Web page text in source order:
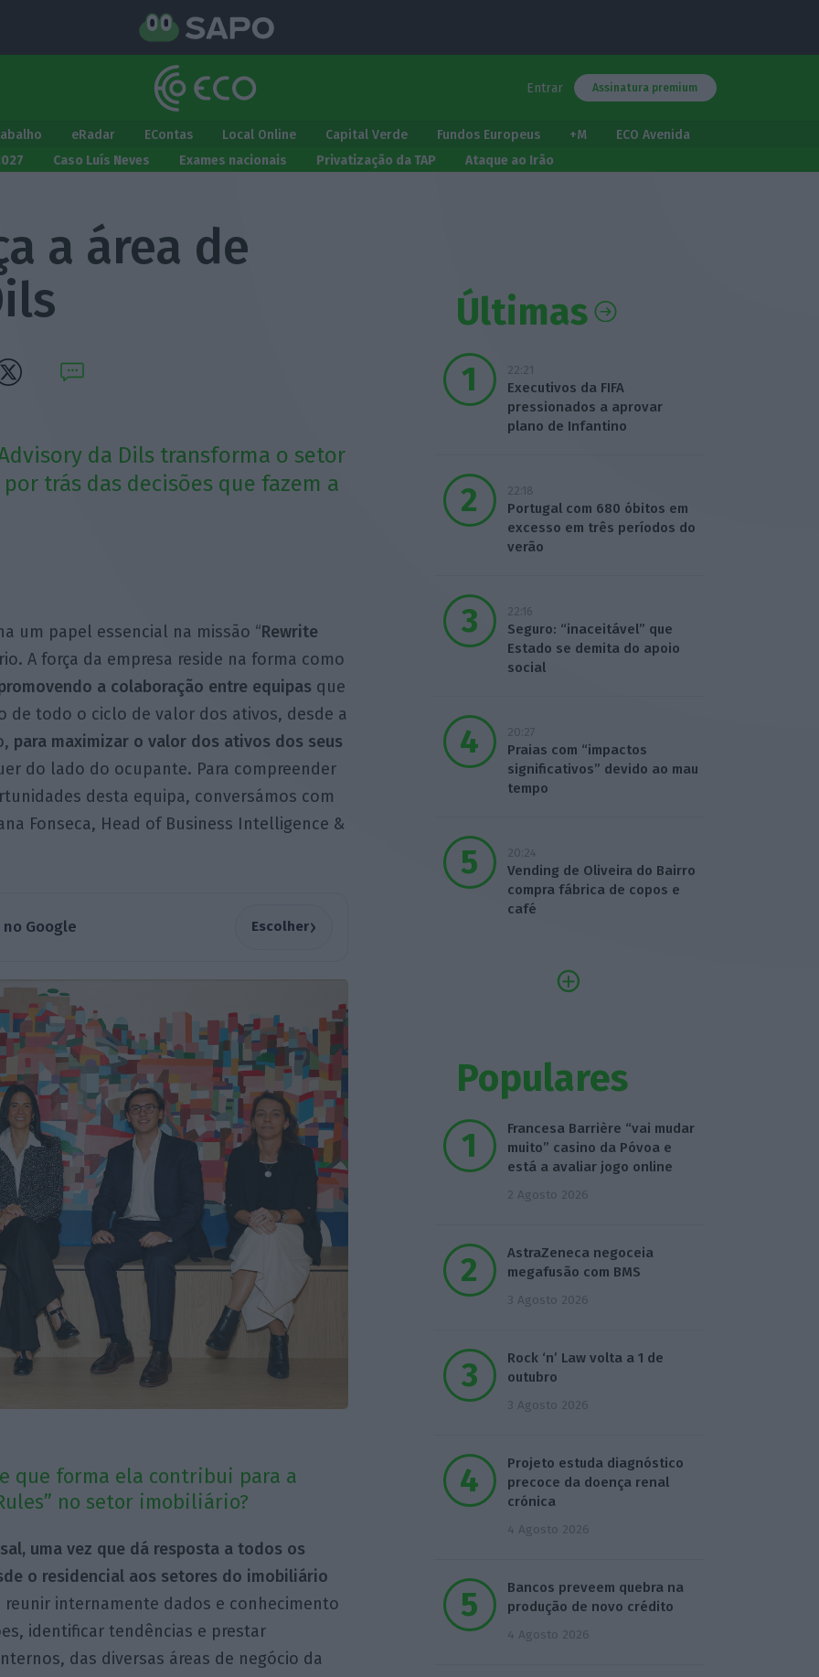
Entrar Assinatura premium
eRadar EContas Local Online Capital Verde Fundos Europeus +M
ECO Avenida
Caso Luís Neves Exames nacionais Privatização da TAP Ataque ao Irão
a área de
da Dils transforma o setor
trás das decisões que fazem a
um papel essencial na missão “Rewrite
A força da empresa reside na forma como
a colaboração entre equipas que
todo o ciclo de valor dos ativos, desde a
para maximizar o valor dos ativos dos seus
do lado do ocupante. Para compreender
desta equipa, conversámos com
Fonseca, Head of Business Intelligence &
Google Escolher›
que forma ela contribui para a
no setor imobiliário?
uma vez que dá resposta a todos os
o residencial aos setores do imobiliário
reunir internamente dados e conhecimento
identificar tendências e prestar
das diversas áreas de negócio da
Últimas
22:21
Executivos da FIFA
pressionados a aprovar
plano de Infantino
22:18
Portugal com 680 óbitos em
excesso em três períodos do
verão
22:16
Seguro: “inaceitável” que
Estado se demita do apoio
social
20:27
Praias com “impactos
significativos” devido ao mau
tempo
20:24
Vending de Oliveira do Bairro
compra fábrica de copos e
café
Populares
Francesa Barrière “vai mudar
muito” casino da Póvoa e
está a avaliar jogo online
2 Agosto 2026
AstraZeneca negoceia
megafusão com BMS
3 Agosto 2026
Rock ‘n’ Law volta a 1 de
outubro
3 Agosto 2026
Projeto estuda diagnóstico
precoce da doença renal
crónica
4 Agosto 2026
Bancos preveem quebra na
produção de novo crédito
4 Agosto 2026